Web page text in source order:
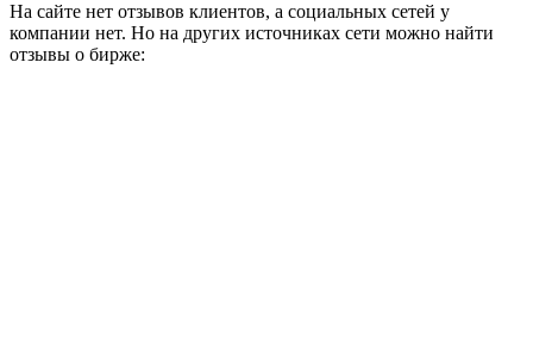
На сайте нет отзывов клиентов, а социальных сетей у
компании нет. Но на других источниках сети можно найти
отзывы о бирже: